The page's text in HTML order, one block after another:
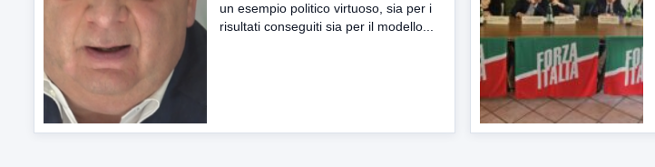
un esempio politico virtuoso, sia per i
risultati conseguiti sia per il modello...